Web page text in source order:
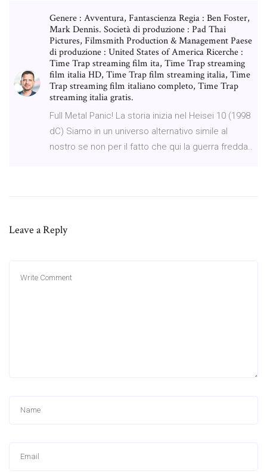
Genere : Avventura, Fantascienza Regia : Ben Foster,
Mark Dennis. Società di produzione : Pad Thai
Pictures, Filmsmith Production & Management Paese
di produzione : United States of America Ricerche :
Time Trap streaming film ita, Time Trap streaming
film italia HD, Time Trap film streaming italia, Time
Trap streaming film italiano completo, Time Trap
streaming italia gratis.
Full Metal Panic! La storia inizia nel Heisei 10 (1998
dC) Siamo in un universo alternativo simile al
nostro se non per il fatto che qui la guerra fredda..
Leave a Reply